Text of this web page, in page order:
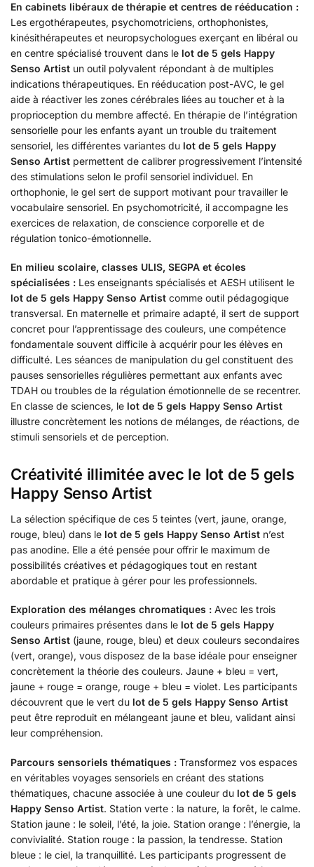
En cabinets libéraux de thérapie et centres de rééducation :
Les ergothérapeutes, psychomotriciens, orthophonistes,
kinésithérapeutes et neuropsychologues exerçant en libéral ou
en centre spécialisé trouvent dans le lot de 5 gels Happy
Senso Artist un outil polyvalent répondant à de multiples
indications thérapeutiques. En rééducation post-AVC, le gel
aide à réactiver les zones cérébrales liées au toucher et à la
proprioception du membre affecté. En thérapie de l’intégration
sensorielle pour les enfants ayant un trouble du traitement
sensoriel, les différentes variantes du lot de 5 gels Happy
Senso Artist permettent de calibrer progressivement l’intensité
des stimulations selon le profil sensoriel individuel. En
orthophonie, le gel sert de support motivant pour travailler le
vocabulaire sensoriel. En psychomotricité, il accompagne les
exercices de relaxation, de conscience corporelle et de
régulation tonico-émotionnelle.
En milieu scolaire, classes ULIS, SEGPA et écoles
spécialisées : Les enseignants spécialisés et AESH utilisent le
lot de 5 gels Happy Senso Artist comme outil pédagogique
transversal. En maternelle et primaire adapté, il sert de support
concret pour l’apprentissage des couleurs, une compétence
fondamentale souvent difficile à acquérir pour les élèves en
difficulté. Les séances de manipulation du gel constituent des
pauses sensorielles régulières permettant aux enfants avec
TDAH ou troubles de la régulation émotionnelle de se recentrer.
En classe de sciences, le lot de 5 gels Happy Senso Artist
illustre concrètement les notions de mélanges, de réactions, de
stimuli sensoriels et de perception.
Créativité illimitée avec le lot de 5 gels
Happy Senso Artist
La sélection spécifique de ces 5 teintes (vert, jaune, orange,
rouge, bleu) dans le lot de 5 gels Happy Senso Artist n’est
pas anodine. Elle a été pensée pour offrir le maximum de
possibilités créatives et pédagogiques tout en restant
abordable et pratique à gérer pour les professionnels.
Exploration des mélanges chromatiques : Avec les trois
couleurs primaires présentes dans le lot de 5 gels Happy
Senso Artist (jaune, rouge, bleu) et deux couleurs secondaires
(vert, orange), vous disposez de la base idéale pour enseigner
concrètement la théorie des couleurs. Jaune + bleu = vert,
jaune + rouge = orange, rouge + bleu = violet. Les participants
découvrent que le vert du lot de 5 gels Happy Senso Artist
peut être reproduit en mélangeant jaune et bleu, validant ainsi
leur compréhension.
Parcours sensoriels thématiques : Transformez vos espaces
en véritables voyages sensoriels en créant des stations
thématiques, chacune associée à une couleur du lot de 5 gels
Happy Senso Artist. Station verte : la nature, la forêt, le calme.
Station jaune : le soleil, l’été, la joie. Station orange : l’énergie, la
convivialité. Station rouge : la passion, la tendresse. Station
bleue : le ciel, la tranquillité. Les participants progressent de